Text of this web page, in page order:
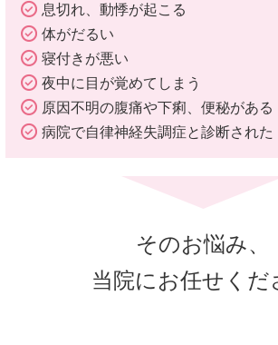
息切れ、動悸が起こる
体がだるい
寝付きが悪い
夜中に目が覚めてしまう
原因不明の腹痛や下痢、便秘がある
病院で自律神経失調症と診断された
そのお悩み、
当院にお任せくだ